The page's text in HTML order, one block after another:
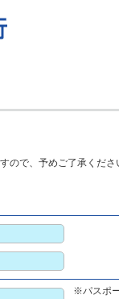
ので、予めご了承くださ
※パスポ